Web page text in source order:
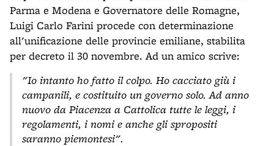
Parma e Modena e Governatore delle Romagne,
Luigi Carlo Farini procede con determinazione
all'unificazione delle provincie emiliane, stabilita
per decreto il 30 novembre. Ad un amico scrive:
"Io intanto ho fatto il colpo. Ho cacciato giù i
campanili, e costituito un governo solo. Ad anno
nuovo da Piacenza a Cattolica tutte le leggi, i
regolamenti, i nomi e anche gli spropositi
saranno piemontesi".